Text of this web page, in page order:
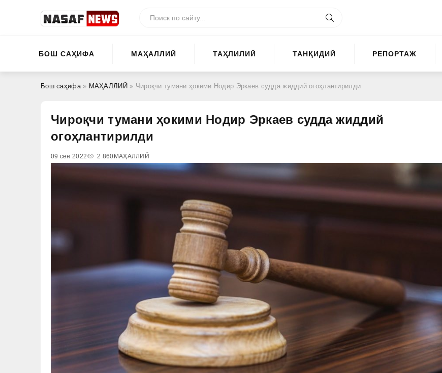
БОШ САҲИФА МАҲАЛЛИЙ ТАҲЛИЛИЙ ТАНҚИДИЙ РЕПОРТАЖ
Бош саҳифа» МАҲАЛЛИЙ » Чироқчи тумани ҳокими Нодир Эркаев судда жиддий огоҳлантирилди
Чироқчи тумани ҳокими Нодир Эркаев судда жиддий
огоҳлантирилди
09 сен 2022 2 860 МАҲАЛЛИЙ